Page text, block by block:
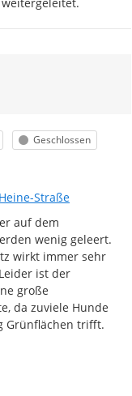
Status
Geschlossen
Straße
auf dem
wenig geleert.
wirkt immer sehr
ist der
große
da zuviele Hunde
Grünflächen trifft.